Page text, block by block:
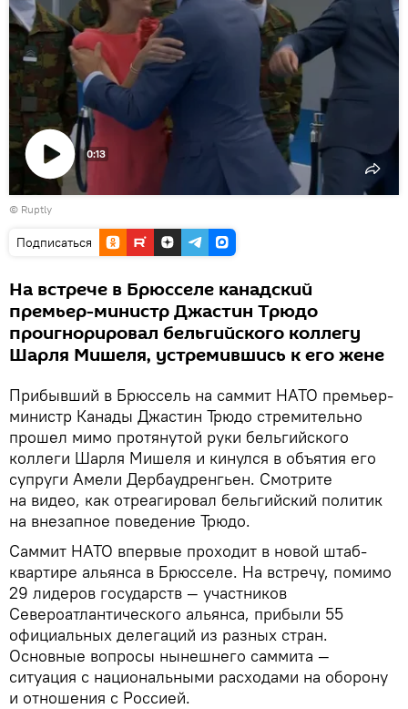
Воспроизвести
видео
0:13
© Ruptly
Подписаться
На встрече в Брюсселе канадский
премьер-министр Джастин Трюдо
проигнорировал бельгийского коллегу
Шарля Мишеля, устремившись к его жене
Прибывший в Брюссель на саммит НАТО премьер-
министр Канады Джастин Трюдо стремительно
прошел мимо протянутой руки бельгийского
коллеги Шарля Мишеля и кинулся в объятия его
супруги Амели Дербаудренгьен. Смотрите
на видео, как отреагировал бельгийский политик
на внезапное поведение Трюдо.
Саммит НАТО впервые проходит в новой штаб-
квартире альянса в Брюсселе. На встречу, помимо
29 лидеров государств — участников
Североатлантического альянса, прибыли 55
официальных делегаций из разных стран.
Основные вопросы нынешнего саммита —
ситуация с национальными расходами на оборону
и отношения с Россией.